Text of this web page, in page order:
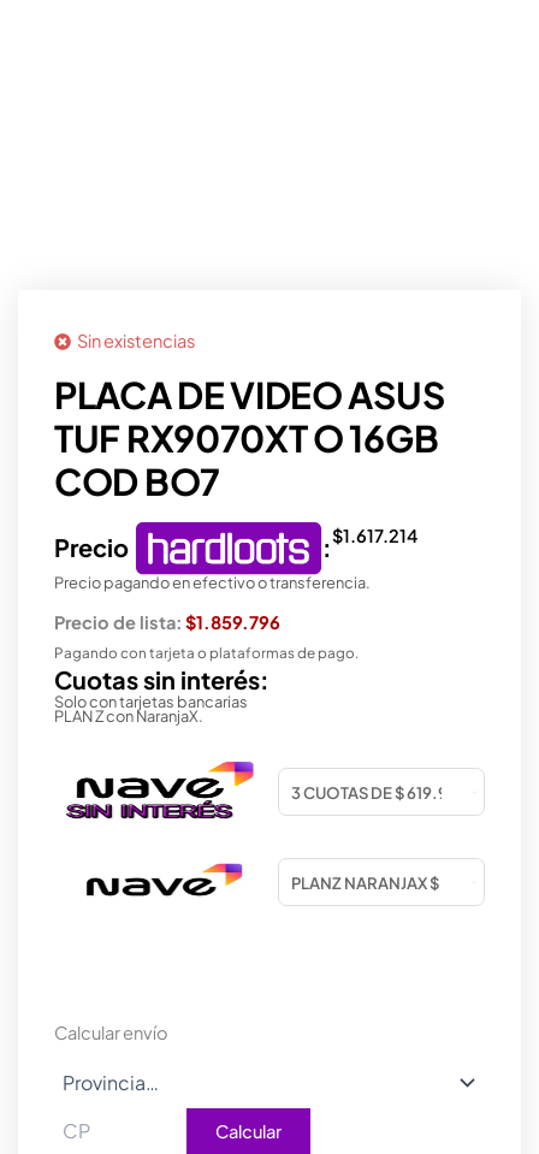
Sin existencias
PLACA DE VIDEO ASUS
TUF RX9070XT O 16GB
COD BO7
Precio :$1.617.214
Precio pagando en efectivo o transferencia.
Precio de lista: $1.859.796
Pagando con tarjeta o plataformas de pago.
Cuotas sin interés:
Solo con tarjetas bancarias
PLAN Z con NaranjaX.
Calcular envío
Calcular